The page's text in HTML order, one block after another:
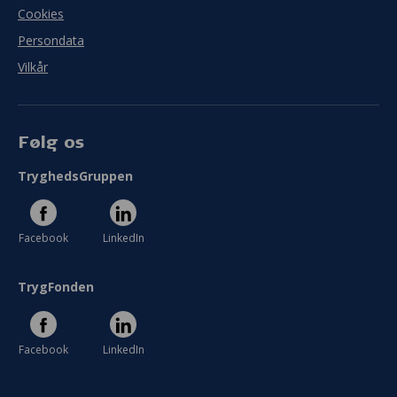
Cookies
Persondata
Vilkår
Følg os
TryghedsGruppen
Facebook LinkedIn
TrygFonden
Facebook LinkedIn